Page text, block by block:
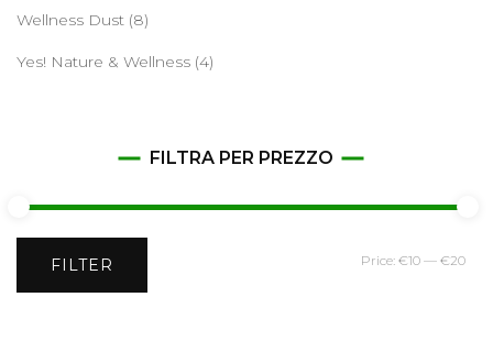
Wellness Dust (8)
Yes! Nature & Wellness (4)
FILTRA PER PREZZO
Min
FILTER Price: €10 — €20